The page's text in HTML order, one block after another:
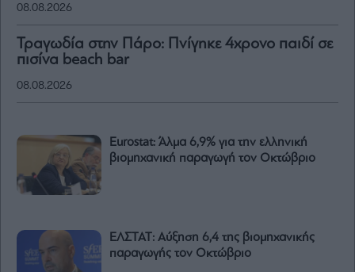
08.08.2026
Τραγωδία στην Πάρο: Πνίγηκε 4χρονο παιδί σε
πισίνα beach bar
08.08.2026
Eurostat: Άλμα 6,9% για την ελληνική
βιομηχανική παραγωγή τον Οκτώβριο
ΕΛΣΤΑΤ: Αύξηση 6,4 της βιομηχανικής
παραγωγής τον Οκτώβριο